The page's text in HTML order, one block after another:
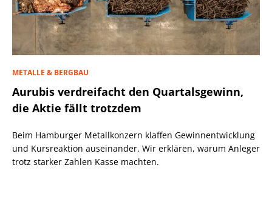
METALLE & BERGBAU
Aurubis verdreifacht den Quartalsgewinn,
die Aktie fällt trotzdem
Beim Hamburger Metallkonzern klaffen Gewinnentwicklung
und Kursreaktion auseinander. Wir erklären, warum Anleger
trotz starker Zahlen Kasse machten.